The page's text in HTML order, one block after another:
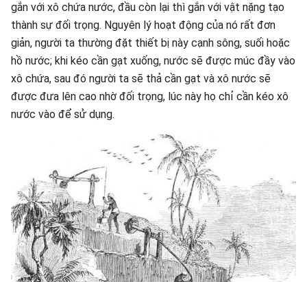
gắn với xô chứa nước, đầu còn lại thì gắn với vật nặng tạo
thành sự đối trọng. Nguyên lý hoạt động của nó rất đơn
giản, người ta thường đặt thiết bị này cạnh sông, suối hoặc
hồ nước; khi kéo cần gạt xuống, nước sẽ được múc đầy vào
xô chứa, sau đó người ta sẽ thả cần gạt và xô nước sẽ
được đưa lên cao nhờ đối trọng, lúc này họ chỉ cần kéo xô
nước vào để sử dụng.